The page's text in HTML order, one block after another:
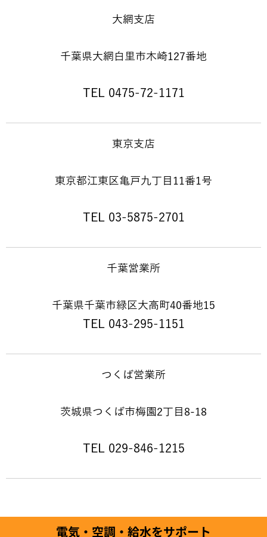
電気・空調・給水をサポート
大網支店
千葉県大網白里市木崎127番地
TEL 0475-72-1171
東京支店
東京都江東区亀戸九丁目11番1号
TEL 03-5875-2701
千葉営業所
千葉県千葉市緑区大高町40番地15
TEL 043-295-1151
つくば営業所
茨城県つくば市梅園2丁目8-18
TEL 029-846-1215
© 2026 FIDES Inc.